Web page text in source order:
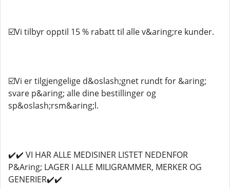
☑️Vi tilbyr opptil 15 % rabatt til alle v&aring;re kunder.
☑️Vi er tilgjengelige d&oslash;gnet rundt for &aring;
svare p&aring; alle dine bestillinger og
sp&oslash;rsm&aring;l.
✔️✔️ VI HAR ALLE MEDISINER LISTET NEDENFOR
P&Aring; LAGER I ALLE MILIGRAMMER, MERKER OG
GENERIER✔️✔️